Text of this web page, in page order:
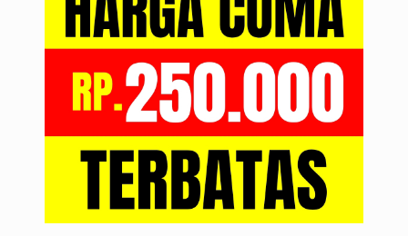
Sitemap